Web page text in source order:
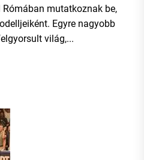
mutatkoznak be,
Egyre nagyobb
világ,...